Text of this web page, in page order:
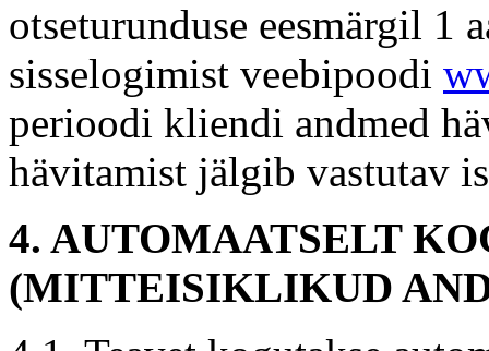
otseturunduse eesmärgil 1
sisselogimist veebipoodi
perioodi kliendi andmed
hävitamist jälgib vastutav
4. AUTOMAATSELT
(MITTEISIKLIKUD